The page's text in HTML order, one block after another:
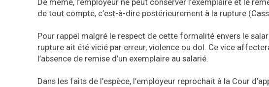
De même, l’employeur ne peut conserver l’exemplaire et le
de tout compte, c’est-à-dire postérieurement à la rupture
Pour rappel malgré le respect de cette formalité envers le
rupture ait été vicié par erreur, violence ou dol. Ce vice
l’absence de remise d’un exemplaire au salarié.
Dans les faits de l’espèce, l’employeur reprochait à la Cour